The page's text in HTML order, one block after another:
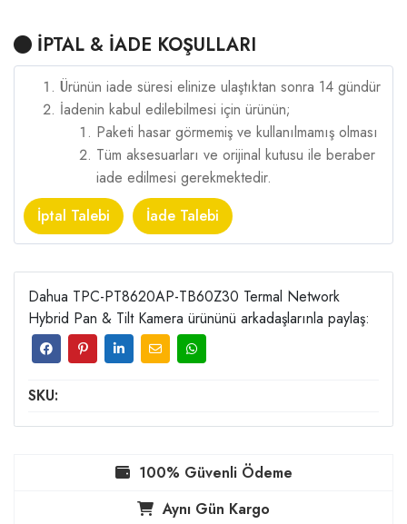
İPTAL & İADE KOŞULLARI
Ürünün iade süresi elinize ulaştıktan sonra 14 gündür
İadenin kabul edilebilmesi için ürünün;
Paketi hasar görmemiş ve kullanılmamış olması
Tüm aksesuarları ve orijinal kutusu ile beraber
iade edilmesi gerekmektedir.
İptal Talebi
İade Talebi
Dahua TPC-PT8620AP-TB60Z30 Termal Network
Hybrid Pan & Tilt Kamera ürününü arkadaşlarınla paylaş:
SKU:
100% Güvenli Ödeme
Aynı Gün Kargo